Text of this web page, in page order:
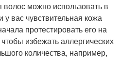
можно использовать в
вас чувствительная кожа
протестировать его на
избежать аллергических
количества, например,